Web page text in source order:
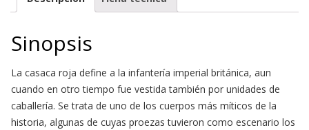
Sinopsis
La casaca roja define a la infantería imperial británica, aun
cuando en otro tiempo fue vestida también por unidades de
caballería. Se trata de uno de los cuerpos más míticos de la
historia, algunas de cuyas proezas tuvieron como escenario los